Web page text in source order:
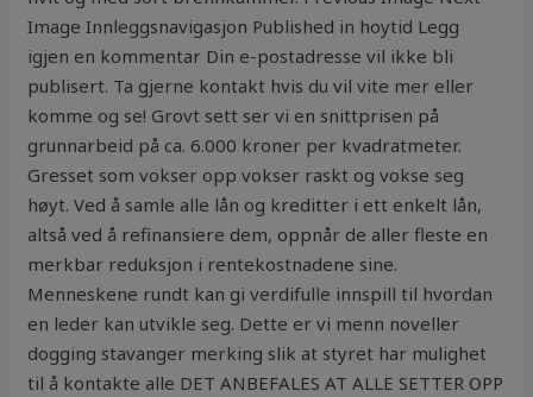
Image Innleggsnavigasjon Published in hoytid Legg
igjen en kommentar Din e-postadresse vil ikke bli
publisert. Ta gjerne kontakt hvis du vil vite mer eller
komme og se! Grovt sett ser vi en snittprisen på
grunnarbeid på ca. 6.000 kroner per kvadratmeter.
Gresset som vokser opp vokser raskt og vokse seg
høyt. Ved å samle alle lån og kreditter i ett enkelt lån,
altså ved å refinansiere dem, oppnår de aller fleste en
merkbar reduksjon i rentekostnadene sine.
Menneskene rundt kan gi verdifulle innspill til hvordan
en leder kan utvikle seg. Dette er vi menn noveller
dogging stavanger merking slik at styret har mulighet
til å kontakte alle DET ANBEFALES AT ALLE SETTER OPP